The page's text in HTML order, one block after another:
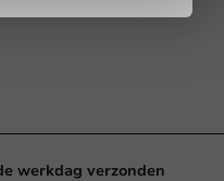
werkdag verzonden